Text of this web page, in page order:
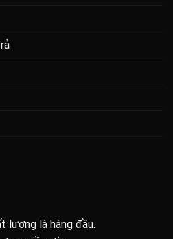
lượng là hàng đầu.